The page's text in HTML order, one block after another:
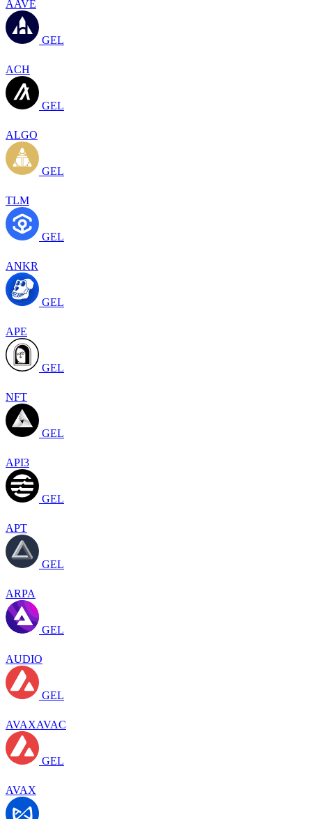
AAVE
GEL
ACH
GEL
ALGO
GEL
TLM
GEL
ANKR
GEL
APE
GEL
NFT
GEL
API3
GEL
APT
GEL
ARPA
GEL
AUDIO
GEL
AVAXAVAC
GEL
AVAX